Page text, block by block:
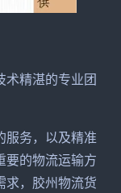
术精湛的专业团
服务，以及精准
要的物流运输方
求，胶州物流货